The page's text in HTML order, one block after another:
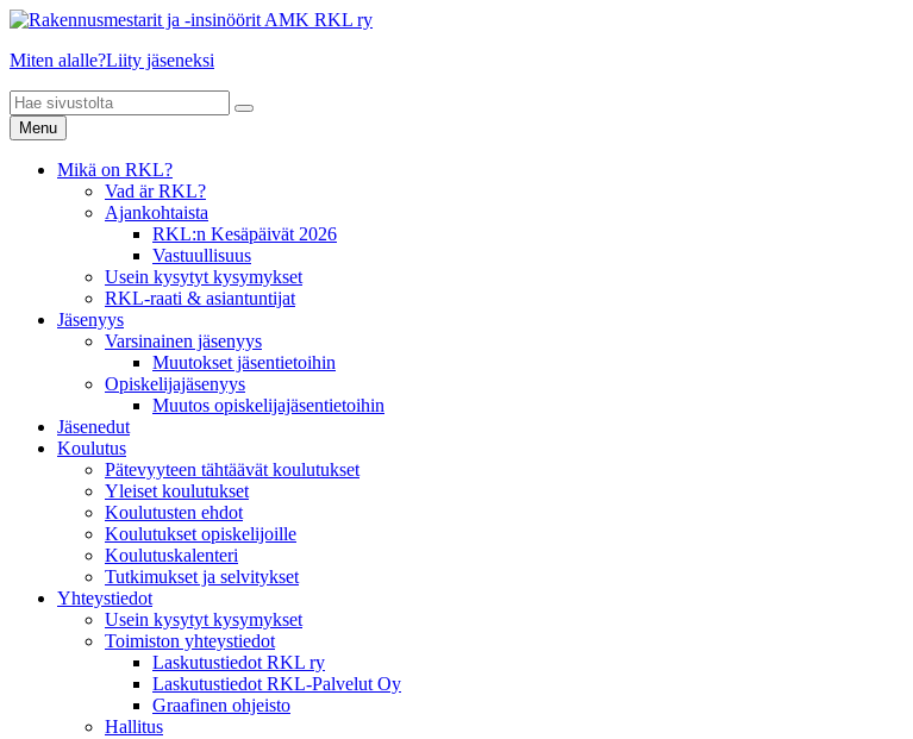
Miten alalle?Liity jäseneksi
Menu
Mikä on RKL?
Vad är RKL?
Ajankohtaista
RKL:n Kesäpäivät 2026
Vastuullisuus
Usein kysytyt kysymykset
RKL-raati & asiantuntijat
Jäsenyys
Varsinainen jäsenyys
Muutokset jäsentietoihin
Opiskelijajäsenyys
Muutos opiskelijajäsentietoihin
Jäsenedut
Koulutus
Pätevyyteen tähtäävät koulutukset
Yleiset koulutukset
Koulutusten ehdot
Koulutukset opiskelijoille
Koulutuskalenteri
Tutkimukset ja selvitykset
Yhteystiedot
Usein kysytyt kysymykset
Toimiston yhteystiedot
Laskutustiedot RKL ry
Laskutustiedot RKL-Palvelut Oy
Graafinen ohjeisto
Hallitus